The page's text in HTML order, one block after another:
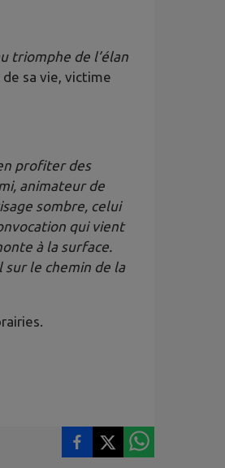
triomphe de l’élan
sa vie, victime
profiter des
animateur de
sombre, celui
qui vient
à la surface.
sur le chemin de la